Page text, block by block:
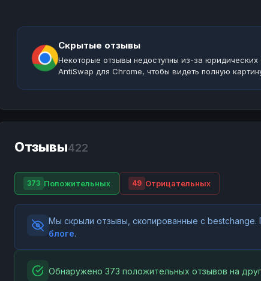
Скрытые отзывы
Некоторые отзывы недоступны из-за
AntiSwap для Chrome, чтобы видеть полную
Отзывы422
373 Положительных 49 Отрицательных
Мы скрыли отзывы, скопированные с
блоге.
Обнаружено 373 положительных отзывов на